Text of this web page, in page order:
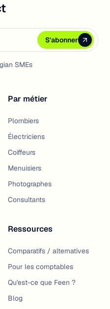
S'abonner
S'abonner
SMEs
Par métier
Plombiers
Électriciens
Coiffeurs
Menuisiers
Photographes
Consultants
Ressources
Comparatifs / alternatives
Pour les comptables
Qu'est-ce que Feen ?
Blog